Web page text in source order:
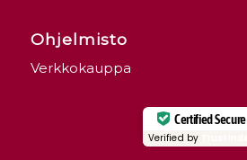
Ohjelmisto
Verkkokauppa
Certified Secure
Verified by